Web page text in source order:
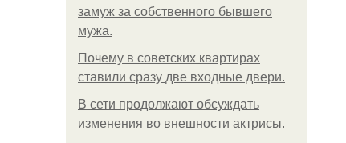
замуж за собственного бывшего
мужа.
Почему в советских квартирах
ставили сразу две входные двери.
В сети продолжают обсуждать
изменения во внешности актрисы.